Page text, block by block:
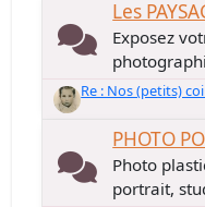
Les
Exposez
Re : Nos (petits)
PHOTO
Photo
portrait,